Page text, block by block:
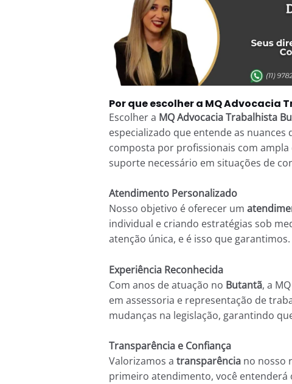
Por que escolher a MQ Advocacia
Escolher a MQ Advocacia Trabalhista
especializado que entende as
composta por profissionais com
suporte necessário em situações de
Atendimento Personalizado
Nosso objetivo é oferecer um
individual e criando estratégias sob
atenção única, e é isso que garantimos.
Experiência Reconhecida
Com anos de atuação no Butantã, a
em assessoria e representação de
mudanças na legislação, garantindo
Transparência e Confiança
Valorizamos a transparênciano nosso
primeiro atendimento, você entenderá